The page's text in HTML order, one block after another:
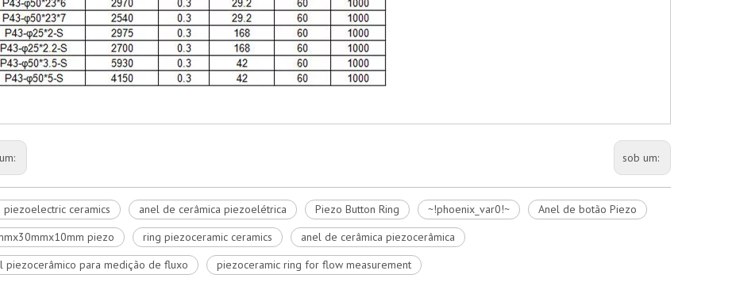
sob um:
piezoelectric ceramics anel de cerâmica piezoelétrica Piezo Button Ring ~!phoenix_var0!~
Anel de botão Piezo
piezo
ring piezoceramic ceramics
anel de cerâmica piezocerâmica
piezocerâmico para medição de fluxo
piezoceramic ring for flow measurement